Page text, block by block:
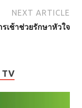
NEXT ARTICLE
รเช้าช่วยรักษาหัวใจ
TV